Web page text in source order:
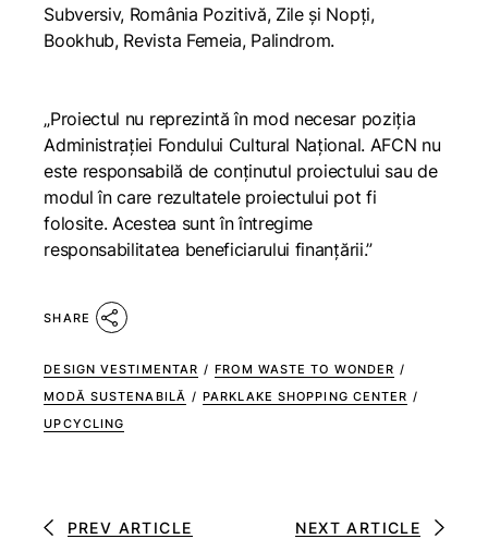
Subversiv, România Pozitivă, Zile și Nopți,
Bookhub, Revista Femeia, Palindrom.
„Proiectul nu reprezintă în mod necesar poziţia
Administrației Fondului Cultural Național. AFCN nu
este responsabilă de conținutul proiectului sau de
modul în care rezultatele proiectului pot fi
folosite. Acestea sunt în întregime
responsabilitatea beneficiarului finanțării.”
SHARE
DESIGN VESTIMENTAR / FROM WASTE TO WONDER /
MODĂ SUSTENABILĂ / PARKLAKE SHOPPING CENTER /
UPCYCLING
PREV ARTICLE NEXT ARTICLE